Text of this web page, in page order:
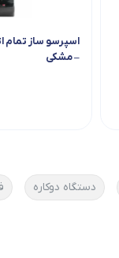
– مشکی
دستگاه دوکاره